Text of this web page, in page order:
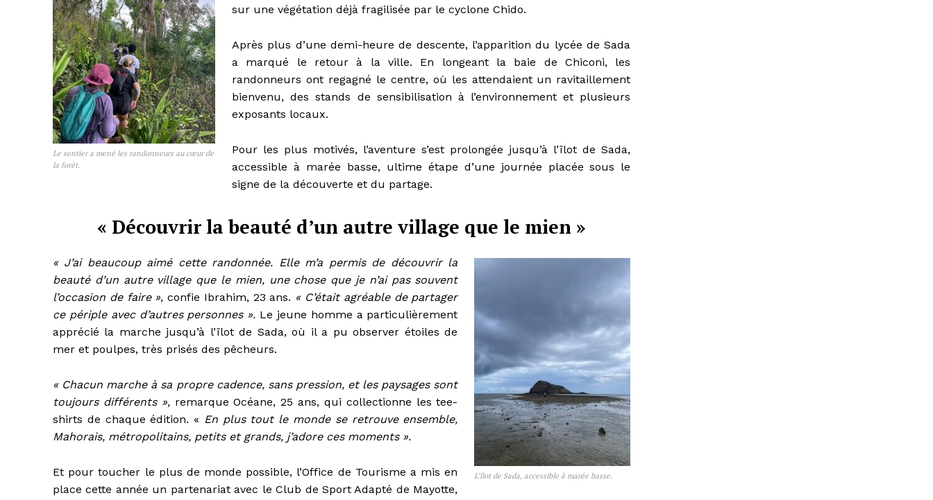
Le sentier a mené les randonneurs au cœur de
la forêt.
sur une végétation déjà fragilisée par le cyclone Chido.
Après plus d’une demi-heure de descente, l’apparition du lycée de Sada
a marqué le retour à la ville. En longeant la baie de Chiconi, les
randonneurs ont regagné le centre, où les attendaient un ravitaillement
bienvenu, des stands de sensibilisation à l’environnement et plusieurs
exposants locaux.
Pour les plus motivés, l’aventure s’est prolongée jusqu’à l’îlot de Sada,
accessible à marée basse, ultime étape d’une journée placée sous le
signe de la découverte et du partage.
« Découvrir la beauté d’un autre village que le mien »
L’îlot de Sada, accessible à marée basse.
« J’ai beaucoup aimé cette randonnée. Elle m’a permis de découvrir la
beauté d’un autre village que le mien, une chose que je n’ai pas souvent
l’occasion de faire », confie Ibrahim, 23 ans. « C’était agréable de partager
ce périple avec d’autres personnes ». Le jeune homme a particulièrement
apprécié la marche jusqu’à l’îlot de Sada, où il a pu observer étoiles de
mer et poulpes, très prisés des pêcheurs.
« Chacun marche à sa propre cadence, sans pression, et les paysages sont
toujours différents »,remarque Océane, 25 ans, qui collectionne les tee-
shirts de chaque édition. « En plus tout le monde se retrouve ensemble,
Mahorais, métropolitains, petits et grands, j’adore ces moments ».
Et pour toucher le plus de monde possible, l’Office de Tourisme a mis en
place cette année un partenariat avec le Club de Sport Adapté de Mayotte,